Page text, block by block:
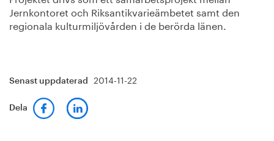
Jernkontoret och Riksantikvarieämbetet samt den
regionala kulturmiljövården i de berörda länen.
Senast uppdaterad 2014-11-22
Dela